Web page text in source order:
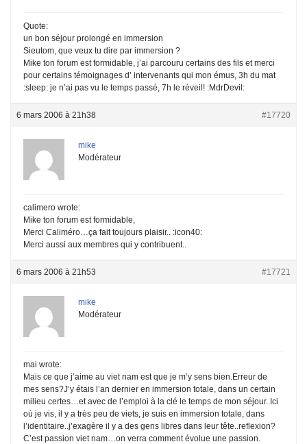
Quote:
un bon séjour prolongé en immersion
Sieutom, que veux tu dire par immersion ?
Mike ton forum est formidable, j’ai parcouru certains des fils et merci
pour certains témoignages d’ intervenants qui mon émus, 3h du mat
:sleep: je n’ai pas vu le temps passé, 7h le réveil! :MdrDevil:
6 mars 2006 à 21h38 #17720
mike
Modérateur
calimero wrote:
Mike ton forum est formidable,
Merci Caliméro…ça fait toujours plaisir.. :icon40:
Merci aussi aux membres qui y contribuent..
6 mars 2006 à 21h53 #17721
mike
Modérateur
mai wrote:
Mais ce que j’aime au viet nam est que je m’y sens bien.Erreur de
mes sens?J’y étais l’an dernier en immersion totale, dans un certain
milieu certes…et avec de l’emploi à la clé le temps de mon séjour..Ici
où je vis, il y a très peu de viets, je suis en immersion totale, dans
l’identitaire..j’exagère il y a des gens libres dans leur tête..reflexion?
C’est passion viet nam…on verra comment évolue une passion.